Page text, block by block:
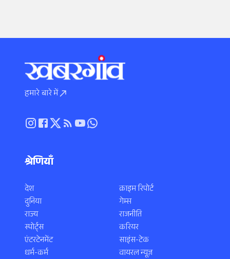
हमारे बारे में
श्रेणियाँ
देश
दुनिया
राज्य
स्पोर्ट्स
एंटरटेनमेंट
धर्म-कर्म
क्राइम रिपोर्ट
गेम्स
राजनीति
करियर
साइंस-टेक
वायरल न्यूज़